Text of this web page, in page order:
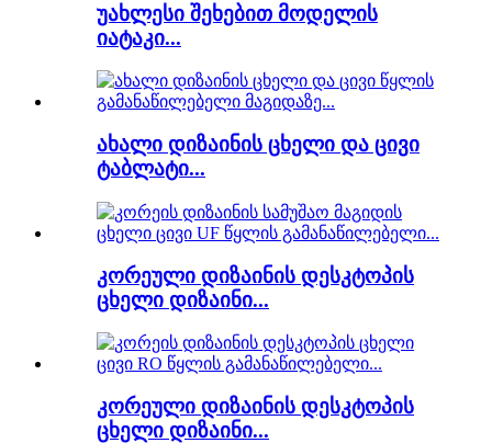
უახლესი შეხებით მოდელის
იატაკი...
ახალი დიზაინის ცხელი და ცივი
ტაბლატი...
კორეული დიზაინის დესკტოპის
ცხელი დიზაინი...
კორეული დიზაინის დესკტოპის
ცხელი დიზაინი...